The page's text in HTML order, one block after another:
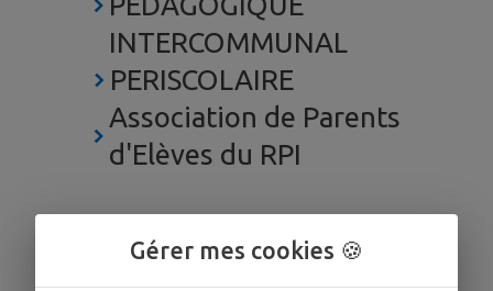
INTERCOMMUNAL
PERISCOLAIRE
Association de Parents
d'Elèves du RPI
Gérer mes cookies 🍪